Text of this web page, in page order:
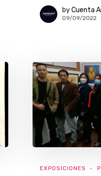
byCuenta
09/09/2022
EXPOSICIONES